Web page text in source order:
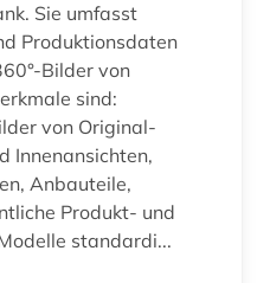
informationstechnologie (2)
(1)
informationswissenschaften (1)
ingenieurwissenschaften (18)
Sie umfasst
Produktionsdaten
Bilder von
von Original-
Innenansichten,
Anbauteile,
Produkt- und
standardi...